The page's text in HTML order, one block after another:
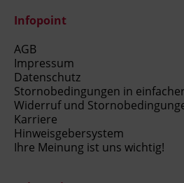
Infopoint
AGB
Impressum
Datenschutz
Stornobedingungen in
Widerruf und
Karriere
Hinweisgebersystem
Ihre Meinung ist uns wichtig!